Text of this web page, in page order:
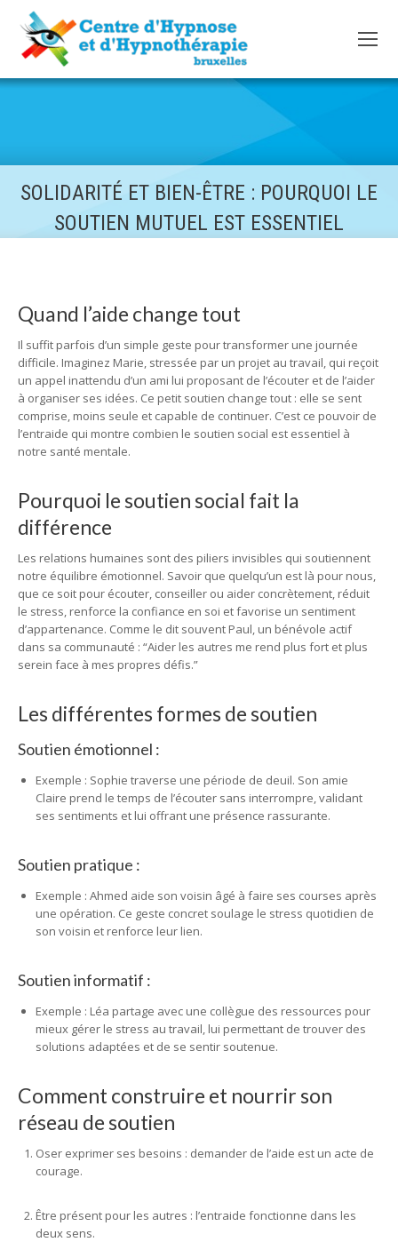
SOLIDARITÉ ET BIEN-ÊTRE : POURQUOI LE
SOUTIEN MUTUEL EST ESSENTIEL
Quand l’aide change tout
Il suffit parfois d’un simple geste pour transformer une journée
difficile. Imaginez Marie, stressée par un projet au travail, qui reçoit
un appel inattendu d’un ami lui proposant de l’écouter et de l’aider
à organiser ses idées. Ce petit soutien change tout : elle se sent
comprise, moins seule et capable de continuer. C’est ce pouvoir de
l’entraide qui montre combien le soutien social est essentiel à
notre santé mentale.
Pourquoi le soutien social fait la
différence
Les relations humaines sont des piliers invisibles qui soutiennent
notre équilibre émotionnel. Savoir que quelqu’un est là pour nous,
que ce soit pour écouter, conseiller ou aider concrètement, réduit
le stress, renforce la confiance en soi et favorise un sentiment
d’appartenance. Comme le dit souvent Paul, un bénévole actif
dans sa communauté : “Aider les autres me rend plus fort et plus
serein face à mes propres défis.”
Les différentes formes de soutien
Soutien émotionnel :
Exemple : Sophie traverse une période de deuil. Son amie
Claire prend le temps de l’écouter sans interrompre, validant
ses sentiments et lui offrant une présence rassurante.
Soutien pratique :
Exemple : Ahmed aide son voisin âgé à faire ses courses après
une opération. Ce geste concret soulage le stress quotidien de
son voisin et renforce leur lien.
Soutien informatif :
Exemple : Léa partage avec une collègue des ressources pour
mieux gérer le stress au travail, lui permettant de trouver des
solutions adaptées et de se sentir soutenue.
Comment construire et nourrir son
réseau de soutien
Oser exprimer ses besoins : demander de l’aide est un acte de
courage.
Être présent pour les autres : l’entraide fonctionne dans les
deux sens.